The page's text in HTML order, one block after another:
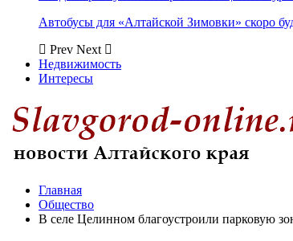
Автобусы для «Алтайской Зимовки» скоро
Prev Next
Недвижимость
Интересы
Главная
Общество
В селе Целинном благоустроили парковую